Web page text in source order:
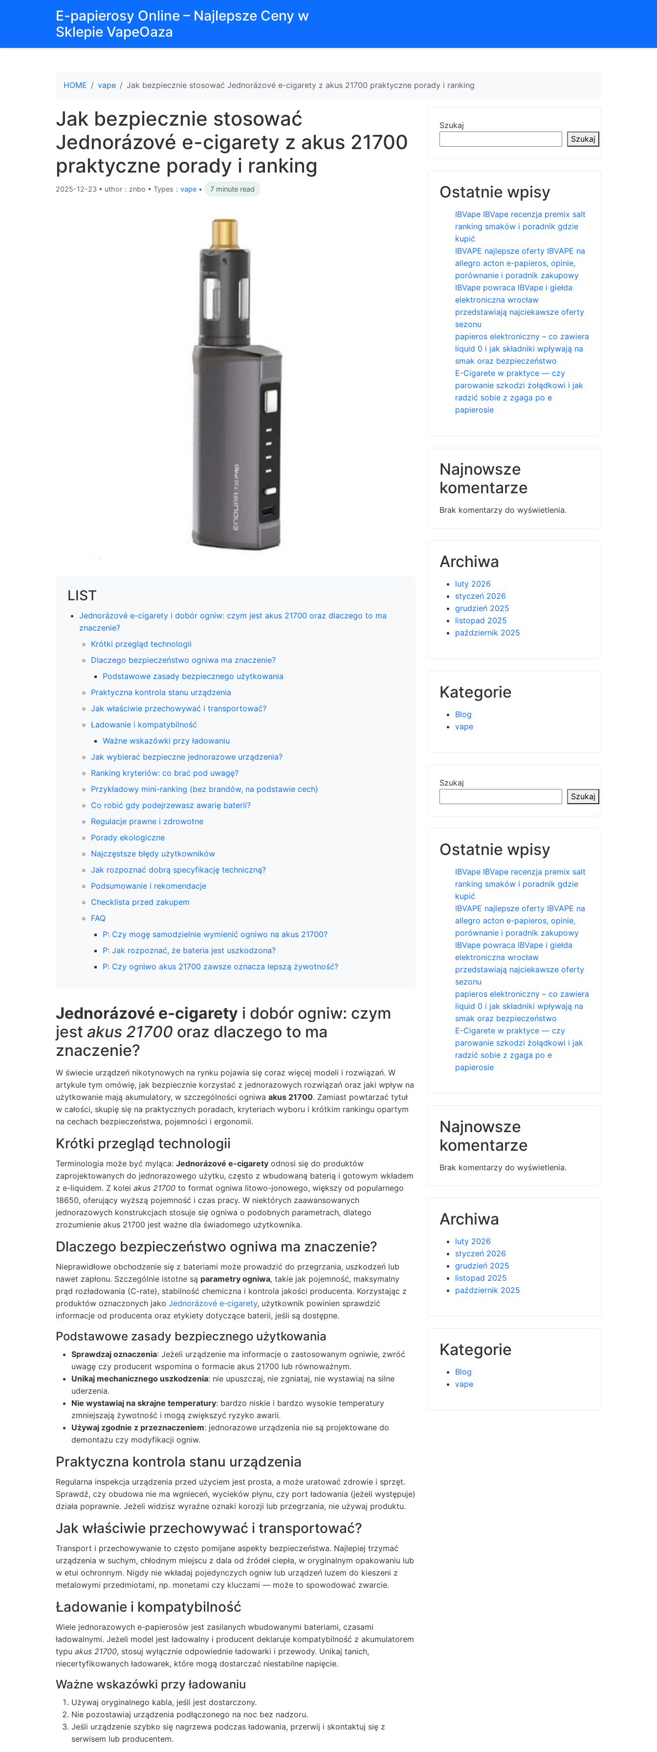
E-papierosy Online – Najlepsze Ceny w
Sklepie VapeOaza
HOME vape Jak bezpiecznie stosować Jednorázové e-cigarety z akus 21700 praktyczne porady i ranking
Jak bezpiecznie stosować
Jednorázové e-cigarety z akus 21700
praktyczne porady i ranking
2025-12-23 • uthor：znbo • Types： vape • 7 minute read
LIST
Jednorázové e-cigarety i dobór ogniw: czym jest akus 21700 oraz dlaczego to ma
znaczenie?
Krótki przegląd technologii
Dlaczego bezpieczeństwo ogniwa ma znaczenie?
Podstawowe zasady bezpiecznego użytkowania
Praktyczna kontrola stanu urządzenia
Jak właściwie przechowywać i transportować?
Ładowanie i kompatybilność
Ważne wskazówki przy ładowaniu
Jak wybierać bezpieczne jednorazowe urządzenia?
Ranking kryteriów: co brać pod uwagę?
Przykładowy mini-ranking (bez brandów, na podstawie cech)
Co robić gdy podejrzewasz awarię baterii?
Regulacje prawne i zdrowotne
Porady ekologiczne
Najczęstsze błędy użytkowników
Jak rozpoznać dobrą specyfikację techniczną?
Podsumowanie i rekomendacje
Checklista przed zakupem
FAQ
P: Czy mogę samodzielnie wymienić ogniwo na akus 21700?
P: Jak rozpoznać, że bateria jest uszkodzona?
P: Czy ogniwo akus 21700 zawsze oznacza lepszą żywotność?
Jednorázové e-cigarety i dobór ogniw: czym
jest akus 21700 oraz dlaczego to ma
znaczenie?
W świecie urządzeń nikotynowych na rynku pojawia się coraz więcej modeli i rozwiązań. W
artykule tym omówię, jak bezpiecznie korzystać z jednorazowych rozwiązań oraz jaki wpływ na
użytkowanie mają akumulatory, w szczególności ogniwa akus 21700. Zamiast powtarzać tytuł
w całości, skupię się na praktycznych poradach, kryteriach wyboru i krótkim rankingu opartym
na cechach bezpieczeństwa, pojemności i ergonomii.
Krótki przegląd technologii
Terminologia może być myląca: Jednorázové e-cigarety odnosi się do produktów
zaprojektowanych do jednorazowego użytku, często z wbudowaną baterią i gotowym wkładem
z e-liquidem. Z kolei akus 21700 to format ogniwa litowo-jonowego, większy od popularnego
18650, oferujący wyższą pojemność i czas pracy. W niektórych zaawansowanych
jednorazowych konstrukcjach stosuje się ogniwa o podobnych parametrach, dlatego
zrozumienie akus 21700 jest ważne dla świadomego użytkownika.
Dlaczego bezpieczeństwo ogniwa ma znaczenie?
Nieprawidłowe obchodzenie się z bateriami może prowadzić do przegrzania, uszkodzeń lub
nawet zapłonu. Szczególnie istotne są parametry ogniwa, takie jak pojemność, maksymalny
prąd rozładowania (C-rate), stabilność chemiczna i kontrola jakości producenta. Korzystając z
produktów oznaczonych jako Jednorázové e-cigarety, użytkownik powinien sprawdzić
informacje od producenta oraz etykiety dotyczące baterii, jeśli są dostępne.
Podstawowe zasady bezpiecznego użytkowania
Sprawdzaj oznaczenia: Jeżeli urządzenie ma informacje o zastosowanym ogniwie, zwróć
uwagę czy producent wspomina o formacie akus 21700 lub równoważnym.
Unikaj mechanicznego uszkodzenia: nie upuszczaj, nie zgniataj, nie wystawiaj na silne
uderzenia.
Nie wystawiaj na skrajne temperatury: bardzo niskie i bardzo wysokie temperatury
zmniejszają żywotność i mogą zwiększyć ryzyko awarii.
Używaj zgodnie z przeznaczeniem: jednorazowe urządzenia nie są projektowane do
demontażu czy modyfikacji ogniw.
Praktyczna kontrola stanu urządzenia
Regularna inspekcja urządzenia przed użyciem jest prosta, a może uratować zdrowie i sprzęt.
Sprawdź, czy obudowa nie ma wgnieceń, wycieków płynu, czy port ładowania (jeżeli występuje)
działa poprawnie. Jeżeli widzisz wyraźne oznaki korozji lub przegrzania, nie używaj produktu.
Jak właściwie przechowywać i transportować?
Transport i przechowywanie to często pomijane aspekty bezpieczeństwa. Najlepiej trzymać
urządzenia w suchym, chłodnym miejscu z dala od źródeł ciepła, w oryginalnym opakowaniu lub
w etui ochronnym. Nigdy nie wkładaj pojedynczych ogniw lub urządzeń luzem do kieszeni z
metalowymi przedmiotami, np. monetami czy kluczami — może to spowodować zwarcie.
Ładowanie i kompatybilność
Wiele jednorazowych e-papierosów jest zasilanych wbudowanymi bateriami, czasami
ładowalnymi. Jeżeli model jest ładowalny i producent deklaruje kompatybilność z akumulatorem
typu akus 21700, stosuj wyłącznie odpowiednie ładowarki i przewody. Unikaj tanich,
niecertyfikowanych ładowarek, które mogą dostarczać niestabilne napięcie.
Ważne wskazówki przy ładowaniu
Używaj oryginalnego kabla, jeśli jest dostarczony.
Nie pozostawiaj urządzenia podłączonego na noc bez nadzoru.
Jeśli urządzenie szybko się nagrzewa podczas ładowania, przerwij i skontaktuj się z
serwisem lub producentem.
Szukaj
Szukaj
Ostatnie wpisy
IBVape IBVape recenzja premix salt
ranking smaków i poradnik gdzie
kupić
IBVAPE najlepsze oferty IBVAPE na
allegro acton e-papieros, opinie,
porównanie i poradnik zakupowy
IBVape powraca IBVape i giełda
elektroniczna wrocław
przedstawiają najciekawsze oferty
sezonu
papieros elektroniczny – co zawiera
liquid 0 i jak składniki wpływają na
smak oraz bezpieczeństwo
E-Cigarete w praktyce — czy
parowanie szkodzi żołądkowi i jak
radzić sobie z zgaga po e
papierosie
Najnowsze
komentarze
Brak komentarzy do wyświetlenia.
Archiwa
luty 2026
styczeń 2026
grudzień 2025
listopad 2025
październik 2025
Kategorie
Blog
vape
Szukaj
Szukaj
Ostatnie wpisy
IBVape IBVape recenzja premix salt
ranking smaków i poradnik gdzie
kupić
IBVAPE najlepsze oferty IBVAPE na
allegro acton e-papieros, opinie,
porównanie i poradnik zakupowy
IBVape powraca IBVape i giełda
elektroniczna wrocław
przedstawiają najciekawsze oferty
sezonu
papieros elektroniczny – co zawiera
liquid 0 i jak składniki wpływają na
smak oraz bezpieczeństwo
E-Cigarete w praktyce — czy
parowanie szkodzi żołądkowi i jak
radzić sobie z zgaga po e
papierosie
Najnowsze
komentarze
Brak komentarzy do wyświetlenia.
Archiwa
luty 2026
styczeń 2026
grudzień 2025
listopad 2025
październik 2025
Kategorie
Blog
vape